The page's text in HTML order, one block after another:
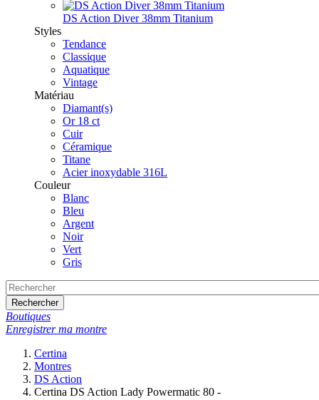
DS Action Diver 38mm Titanium
Styles
Tendance
Classique
Aquatique
Vintage
Matériau
Diamant(s)
Or 18 ct
Cuir
Céramique
Titane
Acier inoxydable 316L
Couleur
Blanc
Bleu
Argent
Noir
Vert
Gris
Rechercher
Boutiques
Enregistrer ma montre
Certina
Montres
DS Action
Certina DS Action Lady Powermatic 80 -